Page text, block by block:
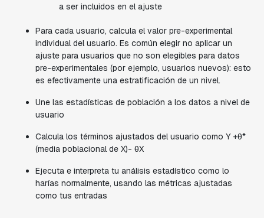
a ser incluidos en el ajuste
Para cada usuario, calcula el valor pre-experimental
individual del usuario. Es común elegir no aplicar un
ajuste para usuarios que no son elegibles para datos
pre-experimentales (por ejemplo, usuarios nuevos): esto
es efectivamente una estratificación de un nivel.
Une las estadísticas de población a los datos a nivel de
usuario
Calcula los términos ajustados del usuario como Y +θ*
(media poblacional de X)- θX
Ejecuta e interpreta tu análisis estadístico como lo
harías normalmente, usando las métricas ajustadas
como tus entradas